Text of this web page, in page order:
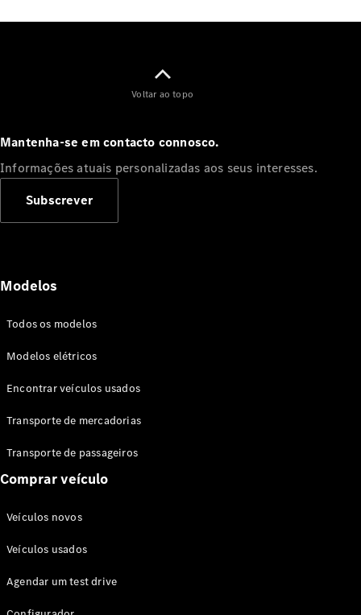
Chassis
Cabine
Simples
Configurador
Todos os
eVito
eVito
Configurador
Voltar ao topo
Mantenha-se em contacto connosco.
Informações atuais personalizadas aos seus interesses.
Subscrever
Modelos
Todos os modelos
Modelos elétricos
Encontrar veículos usados
Transporte de mercadorias
Transporte de passageiros
Comprar veículo
Veículos novos
Veículos usados
Agendar um test drive